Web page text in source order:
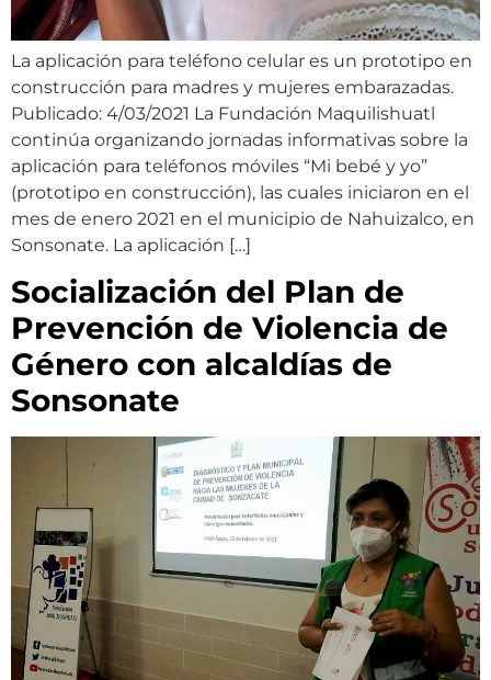
La aplicación para teléfono celular es un prototipo en
construcción para madres y mujeres embarazadas.
Publicado: 4/03/2021 La Fundación Maquilishuatl
continúa organizando jornadas informativas sobre la
aplicación para teléfonos móviles “Mi bebé y yo”
(prototipo en construcción), las cuales iniciaron en el
mes de enero 2021 en el municipio de Nahuizalco, en
Sonsonate. La aplicación […]
Socialización del Plan de
Prevención de Violencia de
Género con alcaldías de
Sonsonate